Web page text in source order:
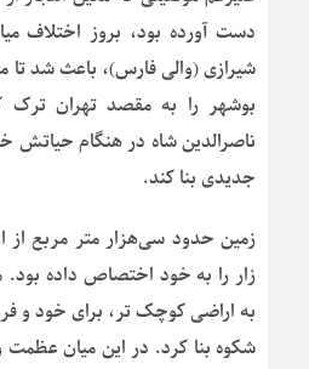
دست آورده بود، بروز اختلاف
بوشهر را به مقصد تهران ترک
ناصرالدین شاه در هنگام حیاتش
جدیدی بنا کند.
زمین حدود سی‌هزار متر مربع از
زار را به خود اختصاص داده بود.
به اراضی کوچک تر، برای خود و
شکوه بنا کرد. در این میان عظمت